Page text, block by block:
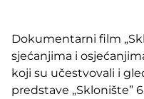
Dokumentarni film
sjećanjima i
koji su učestvovali i
predstave „Sklonište”